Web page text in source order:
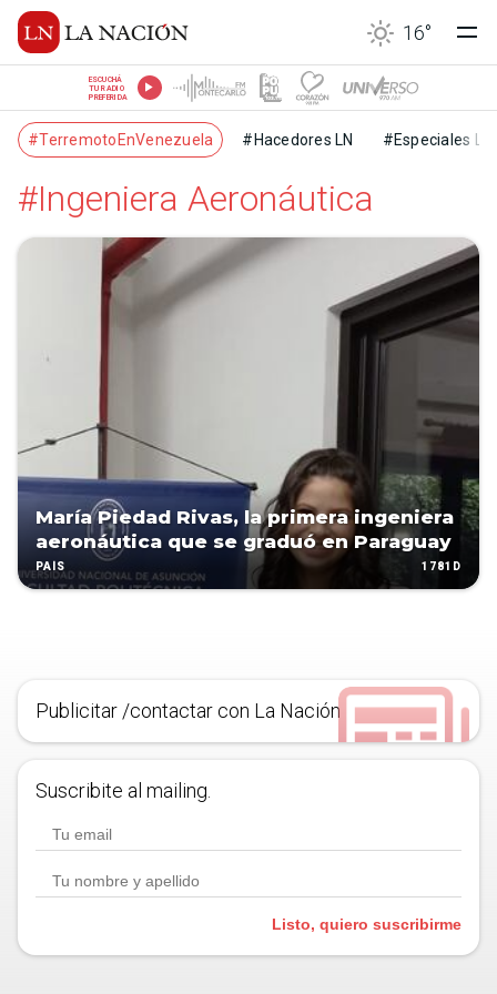
16°
ESCUCHÁ
TU RADIO
PREFERIDA
#TerremotoEnVenezuela #Hacedores LN #Especiales LN
#Ingeniera Aeronáutica
María Piedad Rivas, la primera ingeniera
aeronáutica que se graduó en Paraguay
PAÍS 1781D
Publicitar /contactar con La Nación
Suscribite al mailing.
Listo, quiero suscribirme